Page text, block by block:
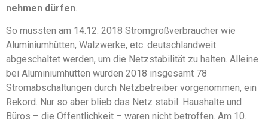
nehmen dürfen
So mussten am 14.12. 2018 Stromgroßverbraucher wie
Aluminiumhütten, Walzwerke, etc. deutschlandweit
abgeschaltet werden, um die Netzstabilität zu halten. Alleine
bei Aluminiumhütten wurden 2018 insgesamt 78
Stromabschaltungen durch Netzbetreiber vorgenommen, ein
Rekord. Nur so aber blieb das Netz stabil. Haushalte und
Büros – die Öffentlichkeit – waren nicht betroffen. Am 10.